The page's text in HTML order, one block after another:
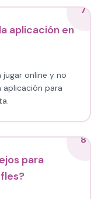
7
aplicación en
jugar online y no
aplicación para
8
para